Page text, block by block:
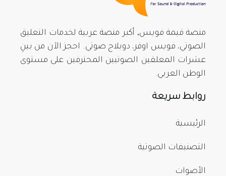
منصة قيمة فويس, أكبر منصة عربية لخدمات التعليق
الصوتي، فويس اوفر، دوبلاج صوتي. احجز الآن من بينِ
عشرات المعلقين الصوتيين المحترفين على مستوى
الوطن العربي.
روابط سريعة
الرئيسية
التصنيفات الصوتية
الأصوات